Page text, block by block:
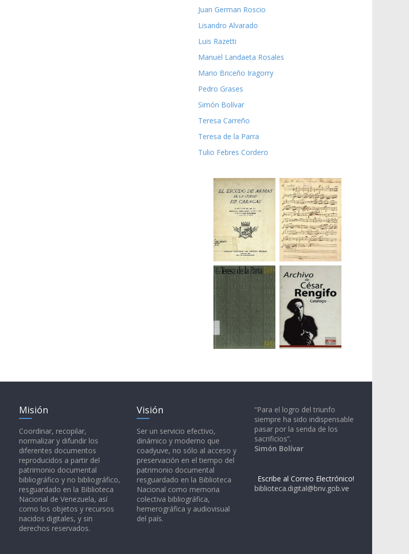
Juan German Roscio
Lisandro Alvarado
Luis Razetti
Manuel Landaeta Rosales
Mario Briceño Iragorry
Pedro Grases
Simón Bolívar
Teresa Carreño
Teresa de la Parra
Tulio Febres Cordero
Misión
Coordinar, recopilar,
normalizar y difundir los
diferentes documentos
reproducidos a partir del
patrimonio documental
bibliográfico y no bibliográfico,
resguardado en la Biblioteca
Nacional de Venezuela, así
como los objetos y recursos
nacidos digitales, y sin
derechos reservados.
Visión
Ser un servicio efectivo,
dinámico y moderno que
coadyuve, no sólo al acceso y
preservación en el tiempo del
patrimonio documental
resguardado en la Biblioteca
Nacional como memoria
colectiva bibliográfica,
hemerográfica y audiovisual
del país.
“Para el logro del triunfo
siempre ha sido indispensable
pasar por la senda de los
sacrificios”.
Simón Bolívar
Escribe al Correo Electrónico!
biblioteca.digital@bnv.gob.ve